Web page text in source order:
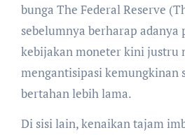
bunga The Federal Reserve
sebelumnya berharap adanya
kebijakan moneter kini justru
mengantisipasi kemungkinan
bertahan lebih lama.
Di sisi lain, kenaikan tajam